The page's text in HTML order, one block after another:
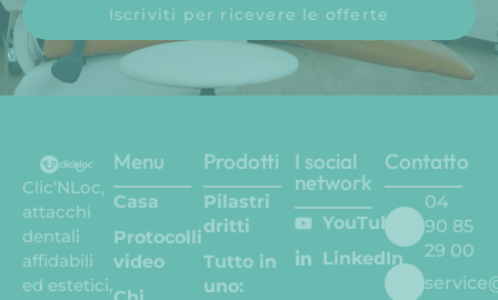
Iscriviti per ricevere le offerte
Clic’NLoc,
attacchi
dentali
affidabili
ed estetici,
Menu
Casa
Protocolli
video
Prodotti
Pilastri
dritti
Tutto in
uno:
I social
network
YouTube
LinkedIn
Contatto
04
90 85
29 00